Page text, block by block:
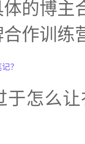
的博主
作训练
？
于怎么